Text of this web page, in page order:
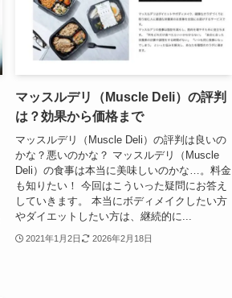
マッスルデリ（Muscle Deli）の評判
は？効果から価格まで
マッスルデリ（Muscle Deli）の評判は良いの
かな？悪いのかな？ マッスルデリ（Muscle
Deli）の食事は本当に美味しいのかな…。料金
も知りたい！ 今回はこういった疑問にお答え
していきます。 本当にボディメイクしたい方
やダイエットしたい方は、継続的に...
2021年1月2日 2026年2月18日